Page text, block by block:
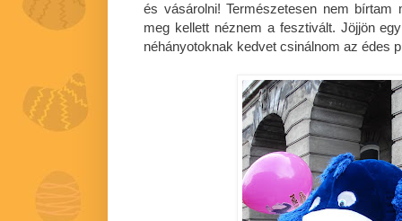
és vásárolni! Természetesen nem
meg kellett néznem a fesztivált. Jöjjön
néhányotoknak kedvet csinálnom az édes